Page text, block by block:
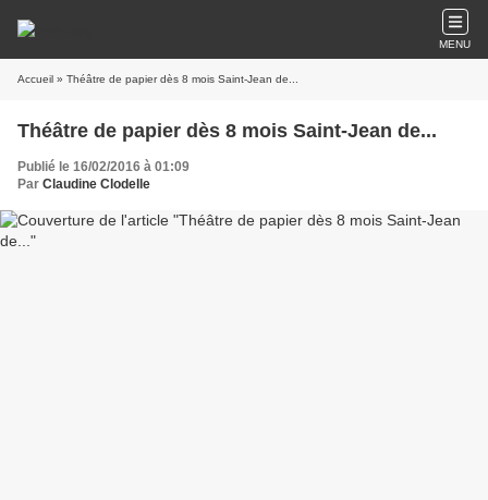
MENU
Accueil » Théâtre de papier dès 8 mois Saint-Jean de...
Théâtre de papier dès 8 mois Saint-Jean de...
Publié le 16/02/2016 à 01:09
Par Claudine Clodelle